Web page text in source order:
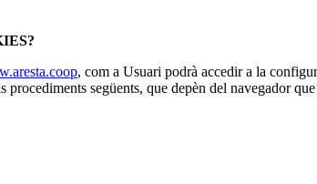
, com a Usuari podrà accedir a la
procediments següents, que depèn del navegador